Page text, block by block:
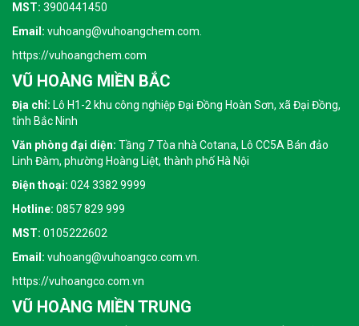
MST: 3900441450
Email: vuhoang@vuhoangchem.com.
https://vuhoangchem.com
VŨ HOÀNG MIỀN BẮC
Địa chỉ: Lô H1-2 khu công nghiệp Đại Đồng Hoàn Sơn, xã Đại Đồng,
tỉnh Bắc Ninh
Văn phòng đại diện: Tầng 7 Tòa nhà Cotana, Lô CC5A Bán đảo
Linh Đàm, phường Hoàng Liệt, thành phố Hà Nội
Điện thoại: 024 3382 9999
Hotline: 0857 829 999
MST: 0105222602
Email: vuhoang@vuhoangco.com.vn.
https://vuhoangco.com.vn
VŨ HOÀNG MIỀN TRUNG